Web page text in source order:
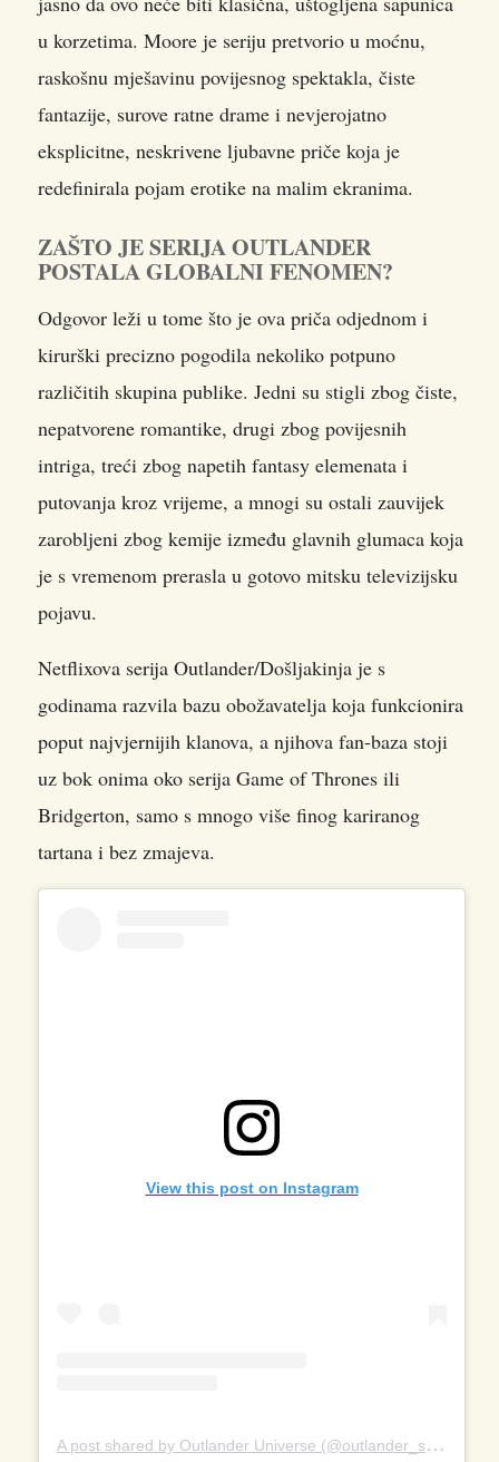
u korzetima. Moore je seriju pretvorio u moćnu,
raskošnu mješavinu povijesnog spektakla, čiste
fantazije, surove ratne drame i nevjerojatno
eksplicitne, neskrivene ljubavne priče koja je
redefinirala pojam erotike na malim ekranima.
ZAŠTO JE SERIJA OUTLANDER
POSTALA GLOBALNI FENOMEN?
Odgovor leži u tome što je ova priča odjednom i
kirurški precizno pogodila nekoliko potpuno
različitih skupina publike. Jedni su stigli zbog čiste,
nepatvorene romantike, drugi zbog povijesnih
intriga, treći zbog napetih fantasy elemenata i
putovanja kroz vrijeme, a mnogi su ostali zauvijek
zarobljeni zbog kemije između glavnih glumaca koja
je s vremenom prerasla u gotovo mitsku televizijsku
pojavu.
Netflixova serija Outlander/Došljakinja je s
godinama razvila bazu obožavatelja koja funkcionira
poput najvjernijih klanova, a njihova fan-baza stoji
uz bok onima oko serija Game of Thrones ili
Bridgerton, samo s mnogo više finog kariranog
tartana i bez zmajeva.
View this post on Instagram
A
post shared by Outlander Universe (@outlander_starz)